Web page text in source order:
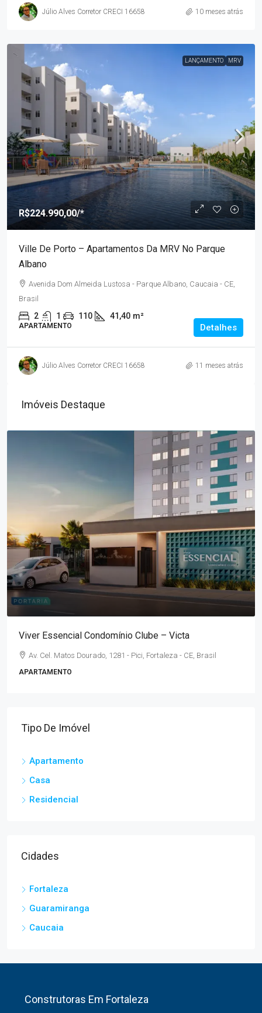
Júlio Alves Corretor CRECI 16658 10 meses atrás
LANÇAMENTO MRV
R$224.990,00/*
Ville De Porto – Apartamentos Da MRV No Parque
Albano
Avenida Dom Almeida Lustosa - Parque Albano, Caucaia - CE,
Brasil
2 1 110 41,40 m²
APARTAMENTO Detalhes
Júlio Alves Corretor CRECI 16658 11 meses atrás
Imóveis Destaque
Viver Essencial Condomínio Clube – Victa
Av. Cel. Matos Dourado, 1281 - Pici, Fortaleza - CE, Brasil
APARTAMENTO
Tipo De Imóvel
Apartamento
Casa
Residencial
Cidades
Fortaleza
Guaramiranga
Caucaia
Construtoras Em Fortaleza